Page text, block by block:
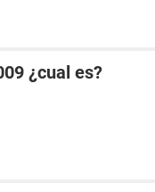
¿cual es?